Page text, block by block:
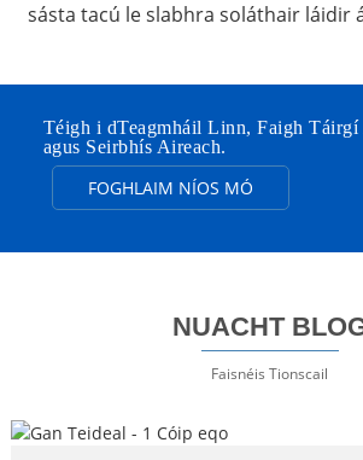
sásta tacú le slabhra soláthair láidir
Téigh i dTeagmháil Linn, Faigh Táirgí
agus Seirbhís Aireach.
FOGHLAIM NÍOS MÓ
NUACHT
Faisnéis Tionscail